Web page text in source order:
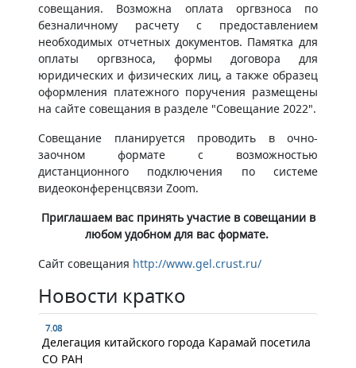
совещания. Возможна оплата оргвзноса по
безналичному расчету с предоставлением
необходимых отчетных документов. Памятка для
оплаты оргвзноса, формы договора для
юридических и физических лиц, а также образец
оформления платежного поручения размещены
на сайте совещания в разделе "Совещание 2022".
Совещание планируется проводить в очно-
заочном формате с возможностью
дистанционного подключения по системе
видеоконференцсвязи Zoom.
Приглашаем вас принять участие в совещании в
любом удобном для вас формате.
Сайт совещания http://www.gel.crust.ru/
Новости кратко
7.08
Делегация китайского города Карамай посетила
СО РАН